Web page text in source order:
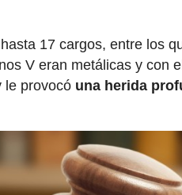
17 cargos, entre los
V eran metálicas y con
le provocó una herida